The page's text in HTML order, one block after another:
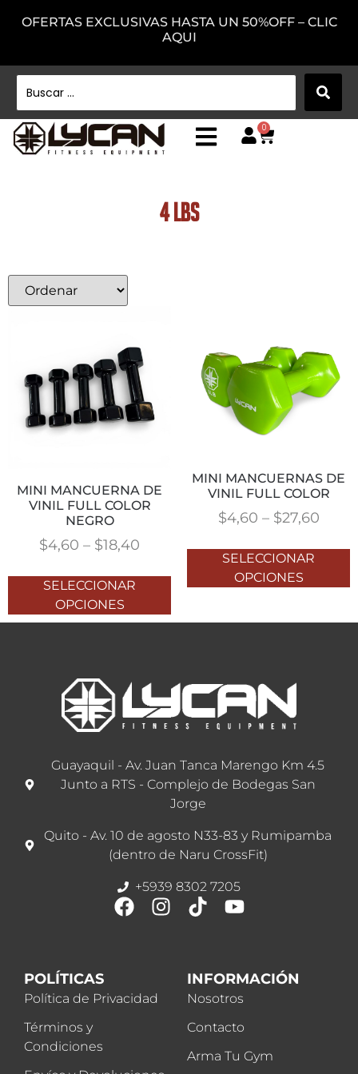
OFERTAS EXCLUSIVAS HASTA UN 50%OFF – CLIC
AQUI
0
4 lbs
MINI MANCUERNA DE
VINIL FULL COLOR
NEGRO
$4,60 – $18,40
SELECCIONAR
OPCIONES
MINI MANCUERNAS DE
VINIL FULL COLOR
$4,60 – $27,60
SELECCIONAR
OPCIONES
Guayaquil - Av. Juan Tanca Marengo Km 4.5
Junto a RTS - Complejo de Bodegas San
Jorge
Quito - Av. 10 de agosto N33-83 y Rumipamba
(dentro de Naru CrossFit)
+5939 8302 7205
POLÍTICAS
Política de Privacidad
Términos y
Condiciones
INFORMACIÓN
Nosotros
Contacto
Arma Tu Gym